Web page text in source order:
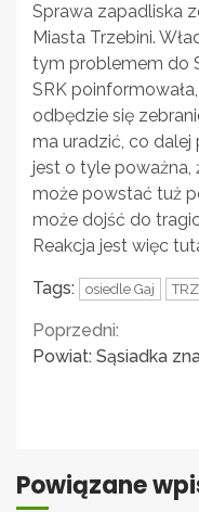
Sprawa zapadliska
Miasta Trzebini.
tym problemem do
SRK
odbędzie się
ma uradzić, co
jest o tyle poważna,
może powstać tuż
może dojść do
Reakcja jest więc
Tags: osiedle Gaj
Continue
Reading
Poprzedni:
Powiat: Sąsiadka
Powiązane